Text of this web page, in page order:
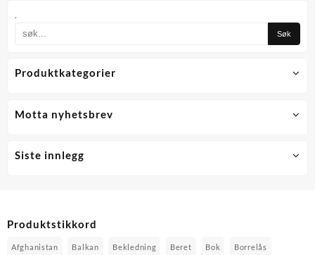
.
Produktkategorier
Motta nyhetsbrev
Siste innlegg
Produktstikkord
Afghanistan Balkan Bekledning Beret Bok Borrelås